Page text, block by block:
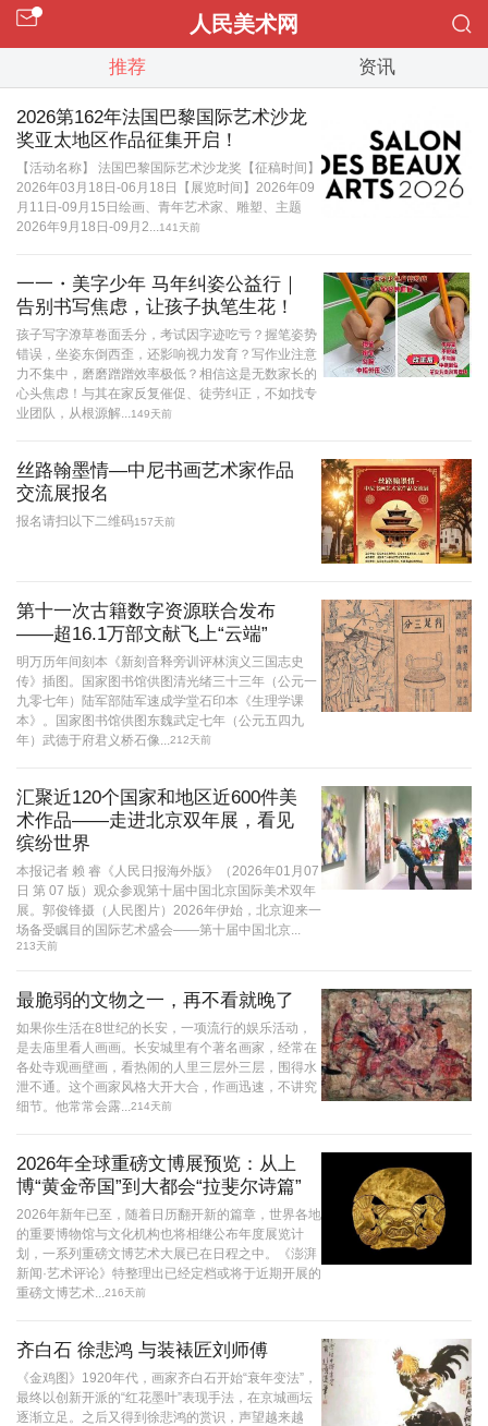
人民美术网
推荐 资讯
2026第162年法国巴黎国际艺术沙龙
奖亚太地区作品征集开启！
【活动名称】 法国巴黎国际艺术沙龙奖【征稿时间】
2026年03月18日-06月18日【展览时间】2026年09
月11日-09月15日绘画、青年艺术家、雕塑、主题
2026年9月18日-09月2...141天前
一一・美字少年 马年纠姿公益行｜
告别书写焦虑，让孩子执笔生花！
孩子写字潦草卷面丢分，考试因字迹吃亏？握笔姿势
错误，坐姿东倒西歪，还影响视力发育？写作业注意
力不集中，磨磨蹭蹭效率极低？相信这是无数家长的
心头焦虑！与其在家反复催促、徒劳纠正，不如找专
业团队，从根源解...149天前
丝路翰墨情—中尼书画艺术家作品
交流展报名
报名请扫以下二维码157天前
第十一次古籍数字资源联合发布
——超16.1万部文献飞上“云端”
明万历年间刻本《新刻音释旁训评林演义三国志史
传》插图。国家图书馆供图清光绪三十三年（公元一
九零七年）陆军部陆军速成学堂石印本《生理学课
本》。国家图书馆供图东魏武定七年（公元五四九
年）武德于府君义桥石像...
212天前
汇聚近120个国家和地区近600件美
术作品——走进北京双年展，看见
缤纷世界
本报记者 赖 睿《人民日报海外版》（2026年01月07
日 第 07 版）观众参观第十届中国北京国际美术双年
展。郭俊锋摄（人民图片）2026年伊始，北京迎来一
场备受瞩目的国际艺术盛会——第十届中国北京...
213天前
最脆弱的文物之一，再不看就晚了
如果你生活在8世纪的长安，一项流行的娱乐活动，
是去庙里看人画画。长安城里有个著名画家，经常在
各处寺观画壁画，看热闹的人里三层外三层，围得水
泄不通。这个画家风格大开大合，作画迅速，不讲究
细节。他常常会露...
214天前
2026年全球重磅文博展预览：从上
博“黄金帝国”到大都会“拉斐尔诗篇”
2026年新年已至，随着日历翻开新的篇章，世界各地
的重要博物馆与文化机构也将相继公布年度展览计
划，一系列重磅文博艺术大展已在日程之中。《澎湃
新闻·艺术评论》特整理出已经定档或将于近期开展的
重磅文博艺术...
216天前
齐白石 徐悲鸿 与装裱匠刘师傅
《金鸡图》1920年代，画家齐白石开始“衰年变法”，
最终以创新开派的“红花墨叶”表现手法，在京城画坛
逐渐立足。之后又得到徐悲鸿的赏识，声望越来越